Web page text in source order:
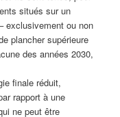
situés sur un
exclusivement ou non
plancher supérieure
des années 2030,
finale réduit,
rapport à une
ne peut être